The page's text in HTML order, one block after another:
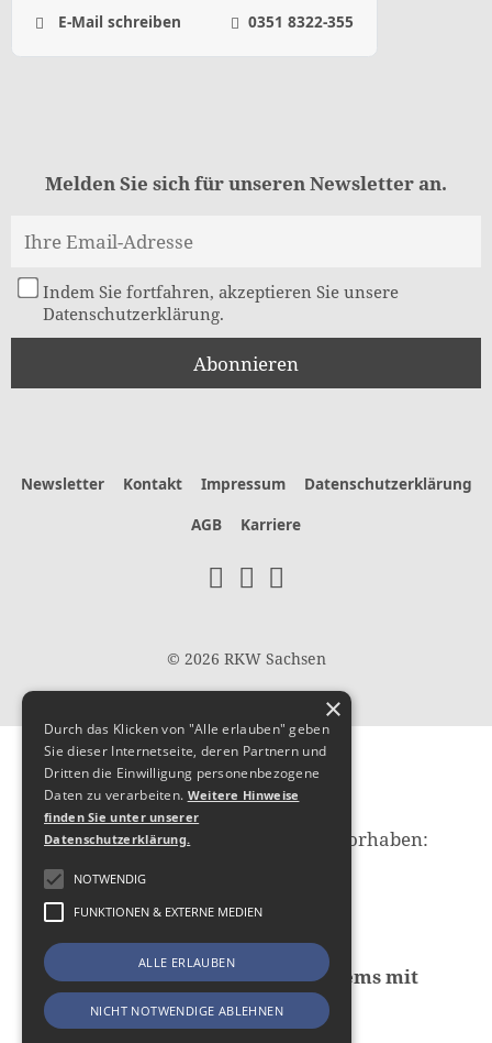
E-Mail schreiben 0351 8322-355
Melden Sie sich für unseren Newsletter an.
Indem Sie fortfahren, akzeptieren Sie unsere
Datenschutzerklärung.
Newsletter Kontakt Impressum
Datenschutzerklärung
AGB
Karriere
© 2026 RKW Sachsen
Hier
fördert die Europäische Union das Vorhaben:
Transformationsprojekt,
Geschäftsprozess/Organisation:
Nachhaltige Erhöhung des
Digitalisierungsniveaus durch
Implementierung eines CRM-Systems mit
ERP-Funktionalität
×
Durch das Klicken von "Alle erlauben" geben
Sie dieser Internetseite, deren Partnern und
Dritten die Einwilligung personenbezogene
Daten zu verarbeiten. Weitere Hinweise
finden Sie unter unserer
Datenschutzerklärung.
NOTWENDIG
FUNKTIONEN & EXTERNE MEDIEN
ALLE ERLAUBEN
NICHT NOTWENDIGE ABLEHNEN